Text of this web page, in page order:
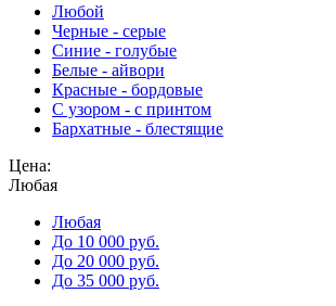
Любой
Черные - серые
Синие - голубые
Белые - айвори
Красные - бордовые
С узором - с принтом
Бархатные - блестящие
Цена:
Любая
Любая
До 10 000 руб.
До 20 000 руб.
До 35 000 руб.